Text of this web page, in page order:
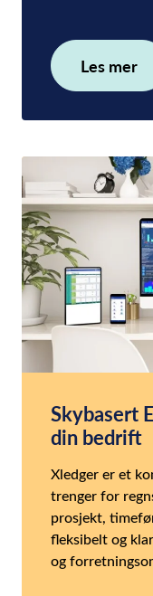
Les mer
Skybasert
din bedrift
Xledger er et
trenger for
prosjekt,
fleksibelt og
og